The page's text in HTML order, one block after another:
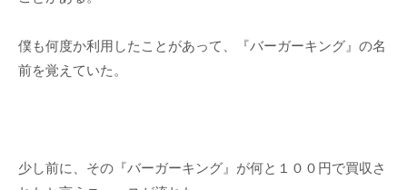
僕も何度か利用したことがあって、『バーガーキング』の名
前を覚えていた。
少し前に、その『バーガーキング』が何と１００円で買収さ